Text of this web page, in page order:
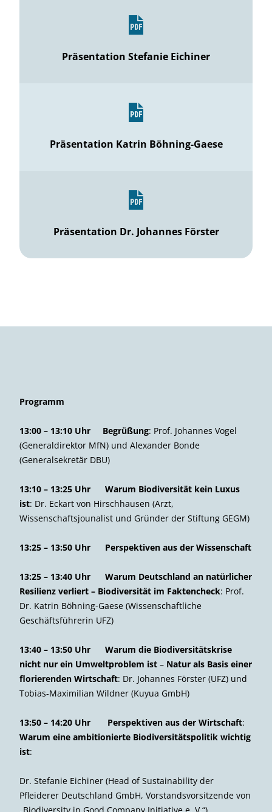
Präsentation Stefanie Eichiner
Präsentation Katrin Böhning-Gaese
Präsentation Dr. Johannes Förster
Programm
13:00 – 13:10 Uhr Begrüßung: Prof. Johannes Vogel
(Generaldirektor MfN) und Alexander Bonde
(Generalsekretär DBU)
13:10 – 13:25 Uhr Warum Biodiversität kein Luxus
ist: Dr. Eckart von Hirschhausen (Arzt,
Wissenschaftsjounalist und Gründer der Stiftung GEGM)
13:25 – 13:50 Uhr Perspektiven aus der Wissenschaft
13:25 – 13:40 Uhr
Warum Deutschland an natürlicher
Resilienz verliert – Biodiversität im Faktencheck: Prof.
Dr. Katrin Böhning-Gaese (Wissenschaftliche
Geschäftsführerin UFZ)
13:40 – 13:50 Uhr
Warum die Biodiversitätskrise
nicht nur ein Umweltproblem ist – Natur als Basis einer
florierenden Wirtschaft: Dr. Johannes Förster (UFZ) und
Tobias-Maximilian Wildner (Kuyua GmbH)
13:50 – 14:20 Uhr Perspektiven aus der Wirtschaft:
Warum eine ambitionierte Biodiversitätspolitik wichtig
ist:
Dr. Stefanie Eichiner (Head of Sustainability der
Pfleiderer Deutschland GmbH, Vorstandsvorsitzende von